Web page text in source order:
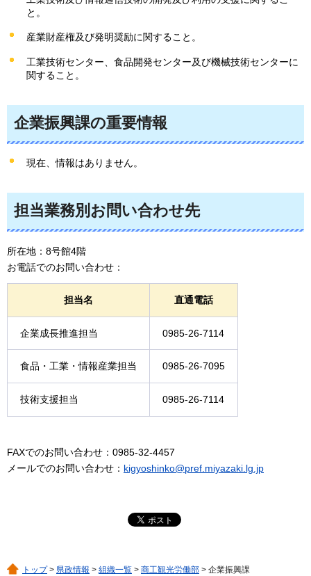
と。
産業財産権及び発明奨励に関すること。
工業技術センター、食品開発センター及び機械技術センターに
関すること。
企業振興課の重要情報
現在、情報はありません。
担当業務別お問い合わせ先
所在地：8号館4階
お電話でのお問い合わせ：
担当名 直通電話
企業成長推進担当 0985-26-7114
食品・工業・情報産業担当 0985-26-7095
技術支援担当 0985-26-7114
FAXでのお問い合わせ：0985-32-4457
メールでのお問い合わせ： kigyoshinko@pref.miyazaki.lg.jp
トップ> 県政情報 > 組織一覧 > 商工観光労働部 > 企業振興課